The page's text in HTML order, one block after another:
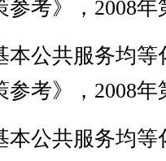
考》，2008年
本公共服务均
考》，2008年
本公共服务均